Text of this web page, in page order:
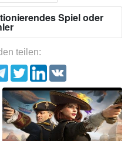
Spiel oder
teilen: